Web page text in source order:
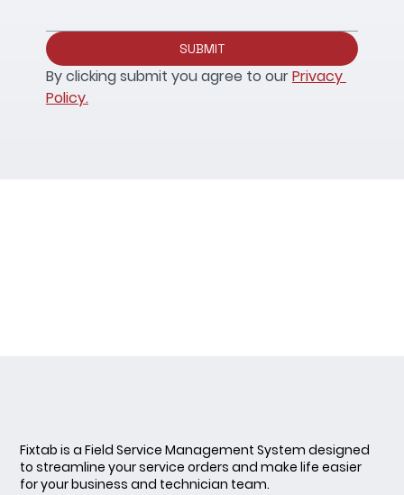
SUBMIT
By clicking submit you agree to our Privacy
Policy.
Fixtab is a Field Service Management System designed
to streamline your service orders and make life easier
for your business and technician team.